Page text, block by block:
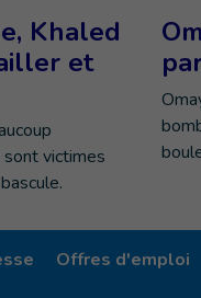
Khaled
et
sont victimes
Offres d'emploi